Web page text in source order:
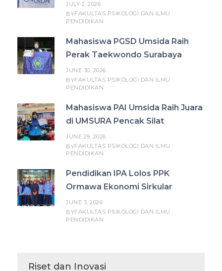
JULY 2, 2026
BYFAKULTAS PSIKOLOGI DAN ILMU
PENDIDIKAN
Mahasiswa PGSD Umsida Raih
Perak Taekwondo Surabaya
JUNE 30, 2026
BYFAKULTAS PSIKOLOGI DAN ILMU
PENDIDIKAN
Mahasiswa PAI Umsida Raih Juara
di UMSURA Pencak Silat
JUNE 29, 2026
BYFAKULTAS PSIKOLOGI DAN ILMU
PENDIDIKAN
Pendidikan IPA Lolos PPK
Ormawa Ekonomi Sirkular
JUNE 3, 2026
BYFAKULTAS PSIKOLOGI DAN ILMU
PENDIDIKAN
Riset dan Inovasi